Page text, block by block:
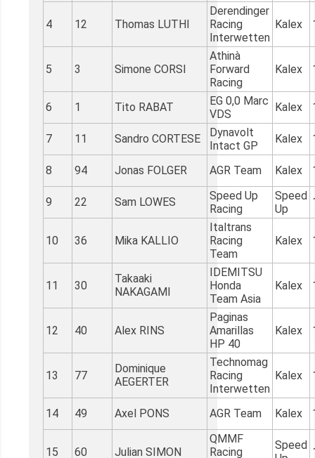
4 12 Thomas LUTHI
Derendinger
Racing
Interwetten
Kalex
5 3 Simone CORSI
Athinà
Forward
Racing
Kalex
6 1 Tito RABAT
EG 0,0 Marc
VDS
Kalex
7 11 Sandro CORTESE
Dynavolt
Intact GP
Kalex
8 94 Jonas FOLGER AGR Team Kalex
9 22 Sam LOWES
Speed Up
Racing
Speed
Up
10 36 Mika KALLIO
Italtrans
Racing
Team
Kalex
11 30
Takaaki
NAKAGAMI
IDEMITSU
Honda
Team Asia
Kalex
12 40 Alex RINS
Paginas
Amarillas
HP 40
Kalex
13 77
Dominique
AEGERTER
Technomag
Racing
Interwetten
Kalex
14 49 Axel PONS AGR Team Kalex
15 60 Julian SIMON
QMMF
Racing
Speed